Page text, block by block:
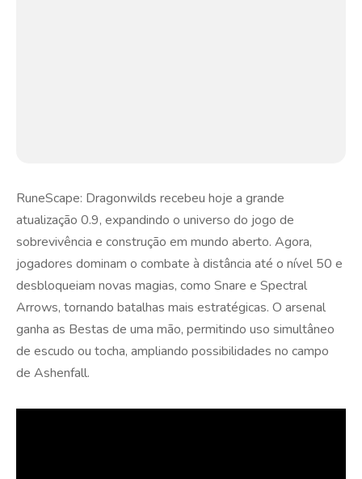
RuneScape: Dragonwilds recebeu hoje a grande
atualização 0.9, expandindo o universo do jogo de
sobrevivência e construção em mundo aberto. Agora,
jogadores dominam o combate à distância até o nível 50 e
desbloqueiam novas magias, como Snare e Spectral
Arrows, tornando batalhas mais estratégicas. O arsenal
ganha as Bestas de uma mão, permitindo uso simultâneo
de escudo ou tocha, ampliando possibilidades no campo
de Ashenfall.